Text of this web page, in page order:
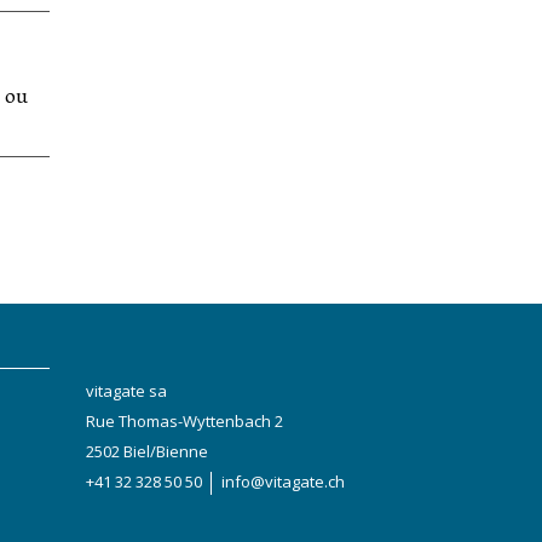
ou
vitagate sa
Rue Thomas-Wyttenbach 2
2502 Biel/Bienne
+41 32 328 50 50
info@vitagate.ch